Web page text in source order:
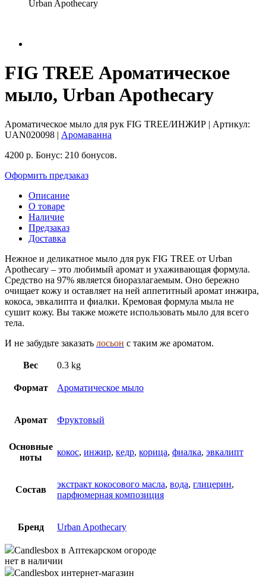
Urban Apothecary
FIG TREE Ароматическое
мыло, Urban Apothecary
Ароматическое мыло для рук FIG TREE/ИНЖИР | Артикул:
UAN020098 | Аромаванна
4200 р. Бонус: 210 бонусов.
Оформить предзаказ
Описание
О товаре
Наличие
Предзаказ
Доставка
Нежное и деликатное мыло для рук FIG TREE от Urban
Apothecary – это любимый аромат и ухаживающая формула.
Средство на 97% является биоразлагаемым. Оно бережно
очищает кожу и оставляет на ней аппетитный аромат инжира,
кокоса, эвкалипта и фиалки. Кремовая формула мыла не
сушит кожу. Вы также можете использовать мыло для всего
тела.
И не забудьте заказать лосьон с таким же ароматом.
Вес 0.3 kg
Формат Ароматическое мыло
Аромат Фруктовый
Основные
ноты
кокос, инжир, кедр, корица, фиалка, эвкалипт
Состав
экстракт кокосового масла, вода, глицерин,
парфюмерная композиция
Бренд Urban Apothecary
Candlesbox в Аптекарском огороде
нет в наличии
Candlesbox интернет-магазин